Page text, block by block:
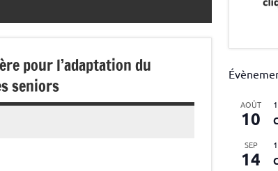
pour l’adaptation du
seniors
AOÛT
10
SEP
14